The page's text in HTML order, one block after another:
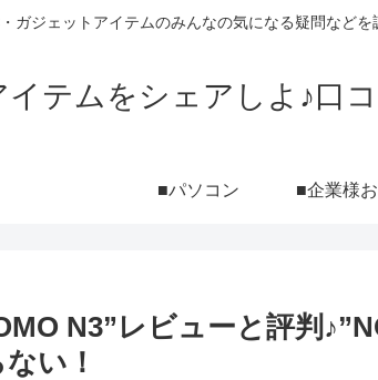
ガジェットアイテムのみんなの気になる疑問など
テムをシェアしよ♪口
■パソコン
N3”レビューと評判
い！